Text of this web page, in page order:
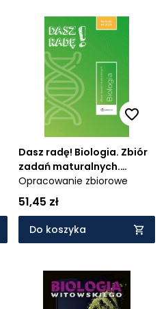
Dasz radę! Biologia. Zbiór
zadań maturalnych.
Formuła od 2023
Opracowanie zbiorowe
51,45 zł
Do koszyka